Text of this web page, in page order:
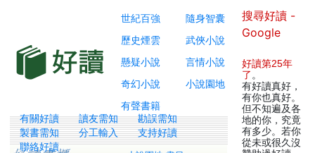
世紀百強
隨身智囊
歷史煙雲
武俠小說
懸疑小說
言情小說
奇幻小說
小說園地
有聲書籍
有關好讀 讀友需知
勘誤需知
製書需知
分工輸入
支持好讀
聯絡好讀
搜尋好讀 -
Google
好讀第25年
了 。
有好讀真好，
有你也真好。
但不知遍及各
地的你，究竟
有多少。若你
從未或很久沒